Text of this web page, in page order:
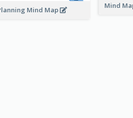
Mind Map
Mind